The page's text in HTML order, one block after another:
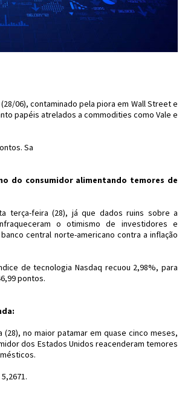
06), contaminado pela piora em Wall Street e
papéis atrelados a commodities como Vale e
Sa
do consumidor alimentando temores de
terça-feira (28), já que dados ruins sobre a
o otimismo de investidores e
central norte-americano contra a inflação
de tecnologia Nasdaq recuou 2,98%, para
pontos.
no maior patamar em quase cinco meses,
dos Estados Unidos reacenderam temores